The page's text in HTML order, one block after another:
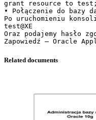
grant resource to test;
• Połączenie do bazy
Po uruchomieniu
test@XE
Oraz podajemy hasło
Related documents